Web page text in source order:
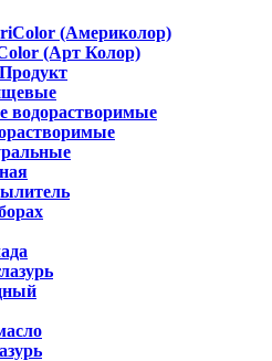
(Америколор)
(Арт Колор)
водорастворимые